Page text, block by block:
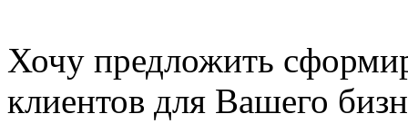
Хочу предложить
клиентов для Вашего